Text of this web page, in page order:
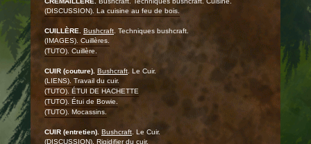
(DISCUSSION). La cuisine au feu de bois.
CUILLÈRE. Bushcraft . Techniques bushcraft.
(IMAGES). Cuillères.
(TUTO). Cuillère.
CUIR (couture). Bushcraft . Le Cuir.
(LIENS). Travail du cuir.
(TUTO). ÉTUI DE HACHETTE
(TUTO). Étui de Bowie.
(TUTO). Mocassins.
CUIR (entretien). Bushcraft . Le Cuir.
(DISCUSSION). Rigidifier du cuir.